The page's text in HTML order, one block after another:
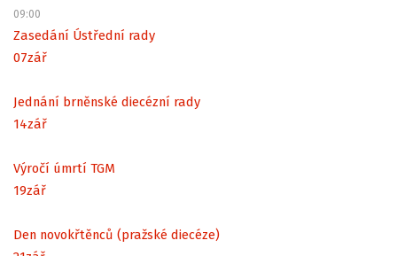
09:00
Zasedání Ústřední rady
07zář
Jednání brněnské diecézní rady
14zář
Výročí úmrtí TGM
19zář
Den novokřtěnců (pražské diecéze)